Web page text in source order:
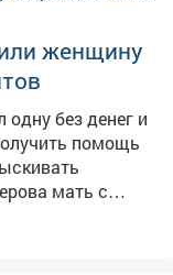
женщину
без денег и
помощь
от
сына и 14-